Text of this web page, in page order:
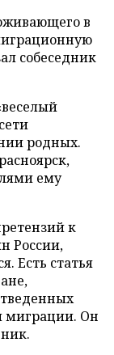
в
собеседник
родных.
ему
к
России,
Есть статья
миграции. Он